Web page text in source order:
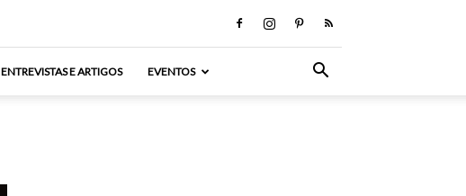
ENTREVISTAS E ARTIGOS EVENTOS